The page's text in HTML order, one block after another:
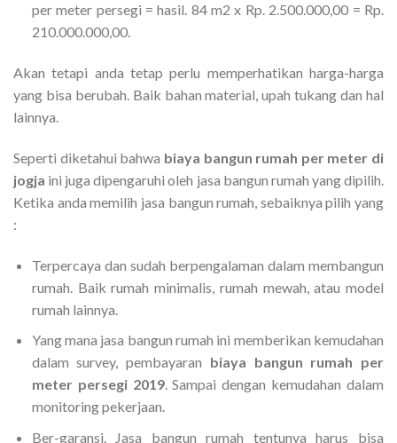
per meter persegi = hasil. 84 m2 x Rp. 2.500.000,00 = Rp.
210.000.000,00.
Akan tetapi anda tetap perlu memperhatikan harga-harga
yang bisa berubah. Baik bahan material, upah tukang dan hal
lainnya.
Seperti diketahui bahwa biaya bangun rumah per meter di
jogja ini juga dipengaruhi oleh jasa bangun rumah yang dipilih.
Ketika anda memilih jasa bangun rumah, sebaiknya pilih yang
:
Terpercaya dan sudah berpengalaman dalam membangun
rumah. Baik rumah minimalis, rumah mewah, atau model
rumah lainnya.
Yang mana jasa bangun rumah ini memberikan kemudahan
dalam survey, pembayaran biaya bangun rumah per
meter persegi 2019. Sampai dengan kemudahan dalam
monitoring pekerjaan.
Ber-garansi. Jasa bangun rumah tentunya harus bisa